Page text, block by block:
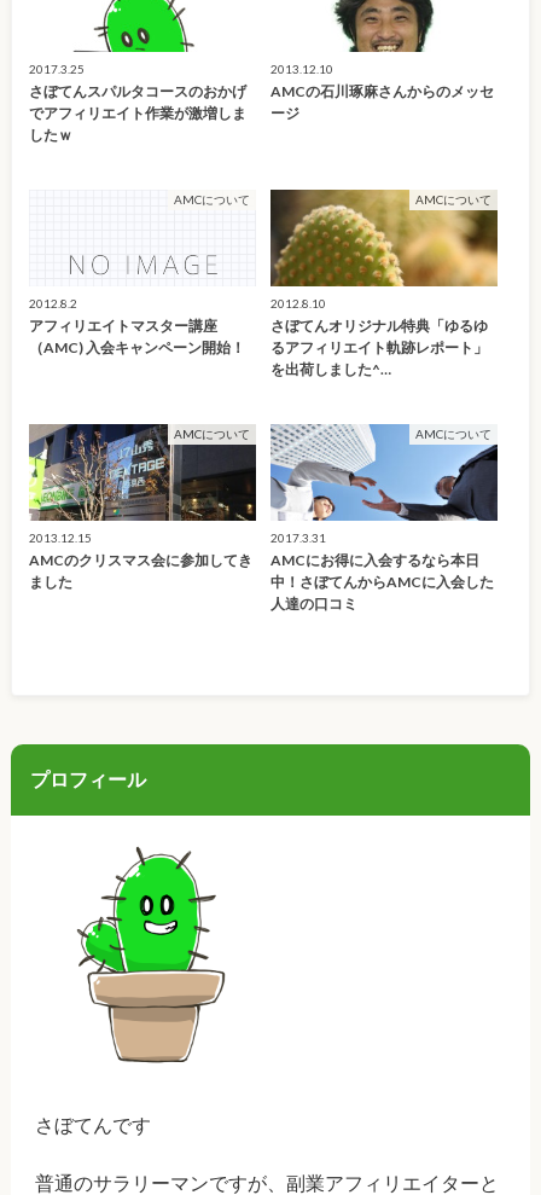
2017.3.25
さぼてんスパルタコースのおかげ
でアフィリエイト作業が激増しま
したｗ
2013.12.10
AMCの石川琢麻さんからのメッセ
ージ
AMCについて
2012.8.2
アフィリエイトマスター講座
（AMC) 入会キャンペーン開始！
AMCについて
2012.8.10
さぼてんオリジナル特典「ゆるゆ
るアフィリエイト軌跡レポート」
を出荷しました^…
AMCについて
2013.12.15
AMCのクリスマス会に参加してき
ました
AMCについて
2017.3.31
AMCにお得に入会するなら本日
中！さぼてんからAMCに入会した
人達の口コミ
プロフィール
さぼてんです
普通のサラリーマンですが、副業アフィリエイターと